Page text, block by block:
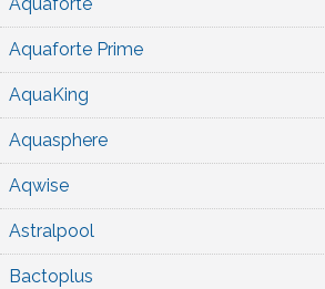
Aquaforte Prime
AquaKing
Aquasphere
Aqwise
Astralpool
Bactoplus